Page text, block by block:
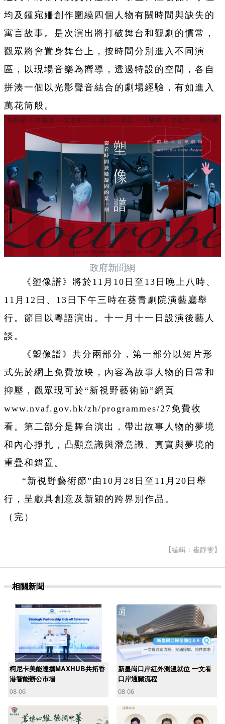
均及鍾宛姍創作圍繞四個人物有關時間與缺失的
寓言故事。是次演出將打破舞台和觀劇的慣常，
觀眾將會置身舞台上，按時間分別進入不同演
區，以現場音樂為嚮導，透過特設的空間，各自
拼湊一個以光影聲音結合的劇場經驗，有如進入
萬花筒般。
政府新聞網
《塑像譜》將於11月10日至13日晚上八時、
11月12日、13日下午三時在葵青劇院演藝廳舉
行。節目以粵語演出。十一月十一日設演後藝人
談。
《塑像譜》共分兩部分，第一部分以短片形
式先於網上免費放映，內容為故事人物的日常和
抑壓，觀眾現可於“新視野藝術節”網頁
www.nvaf.gov.hk/zh/programmes/27免費收
看。第二部分是舞台演出，帶出故事人物的夢境
和內心掙扎，凸顯意識與潛意識、真實與夢境的
重疊和錯置。
“新視野藝術節”由10月28日至11月20日舉
行，呈獻具創意及新穎的跨界別作品。
（完）
【編輯：崔靜雯】
相關新聞
柯尼卡美能達攜MAXHUB共拓香
港智能辦公市場
08-06
新皇崗口岸紅外測溫就位 一文看
口岸通關流程
08-06